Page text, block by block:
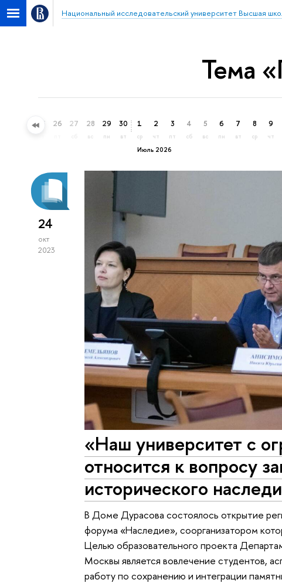
Национальный исследовательский университет Высшая
Тема
25 26 27 28
вс
29
пн
30
вт
Июль 2026
1
ср
2
чт
3
пт
4
сб
5
вс
6
пн
7
вт
8
ср
9
чт
24
окт
2023
«Наш университет с
относится к вопросу
исторического
В Доме Дурасова состоялось открытие
форума «Наследие», соорганизатором
Целью образовательного проекта
Москвы является вовлечение студентов,
работу по сохранению и интеграции